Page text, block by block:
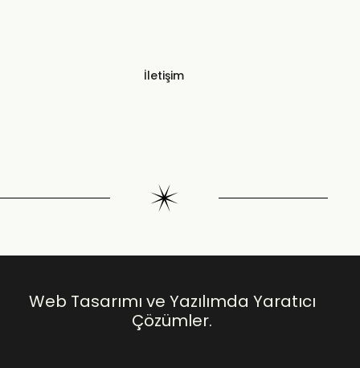
İletişim
Web Tasarımı ve Yazılımda Yaratıcı
Çözümler.